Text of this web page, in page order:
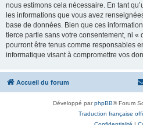
nous estimons cela nécessaire. En tant
les informations que vous avez
base de données. Bien que ces
tierce partie sans votre consentement, ni «
pourront être tenus comme responsables
informatique visant à compromettre vos
Accueil du forum
Développé parphpBB® Forum
Traduction française